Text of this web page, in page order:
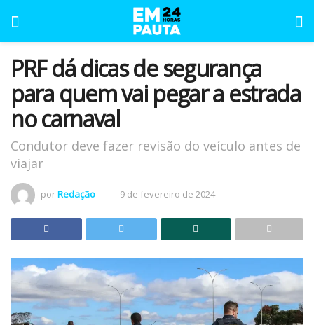
PRF dá dicas de segurança
para quem vai pegar a estrada
no carnaval
Condutor deve fazer revisão do veículo antes de
viajar
porRedação 9 de fevereiro de 2024